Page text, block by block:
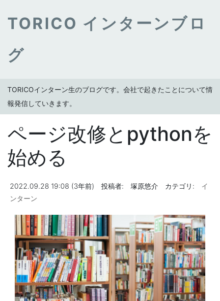
TORICO インターンブロ
グ
TORICOインターン生のブログです。会社で起きたことについて情
報発信していきます。
ページ改修とpythonを
始める
2022.09.28 19:08 (3年前) 投稿者: 塚原悠介 カテゴリ:
イ
ンターン